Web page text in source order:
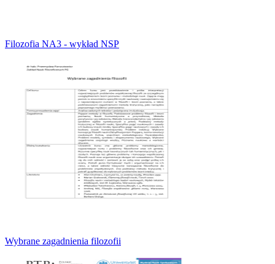
Filozofia NA3 - wykład NSP
Wybrane zagadnienia filozofii